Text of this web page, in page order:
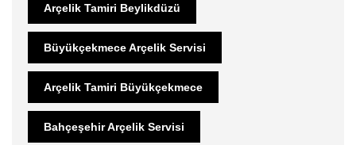
Arçelik Tamiri Beylikdüzü
Büyükçekmece Arçelik Servisi
Arçelik Tamiri Büyükçekmece
Bahçeşehir Arçelik Servisi